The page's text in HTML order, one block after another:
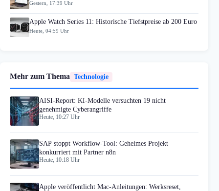
Gestern, 17:39 Uhr
Apple Watch Series 11: Historische Tiefstpreise ab 200 Euro
Heute, 04:59 Uhr
Mehr zum Thema Technologie
AISI-Report: KI-Modelle versuchten 19 nicht
genehmigte Cyberangriffe
Heute, 10:27 Uhr
SAP stoppt Workflow-Tool: Geheimes Projekt
konkurriert mit Partner n8n
Heute, 10:18 Uhr
Apple veröffentlicht Mac-Anleitungen: Werksreset,